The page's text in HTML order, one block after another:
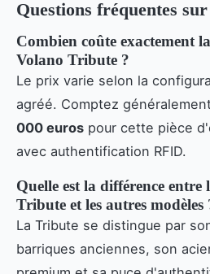
Questions fréquentes
Combien coûte exactement
Volano Tribute ?
Le prix varie selon la
agréé. Comptez
000 euros pour cette pièce
avec authentification RFID.
Quelle est la différence
Tribute et les autres modèles
La Tribute se distingue par
barriques anciennes, son